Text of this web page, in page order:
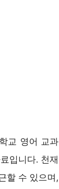
교 영어 교과
입니다. 천재
할 수 있으며,